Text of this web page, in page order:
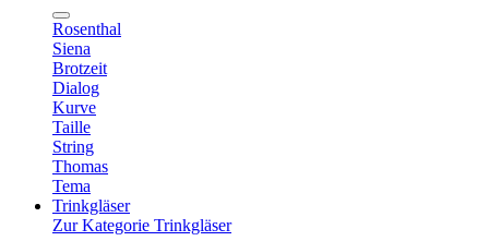
Rosenthal
Siena
Brotzeit
Dialog
Kurve
Taille
String
Thomas
Tema
Trinkgläser
Zur Kategorie Trinkgläser